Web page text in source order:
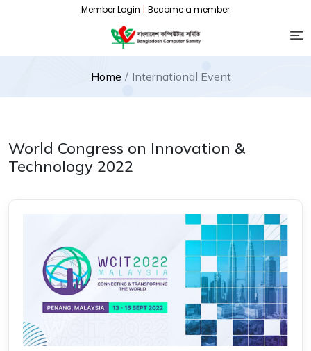
Member Login | Become a member
Home International Event
World Congress on Innovation &
Technology 2022